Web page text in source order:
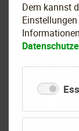
Dem kannst